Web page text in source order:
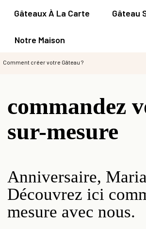
Gâteaux À La Carte Gâteau
Notre Maison
Comment créer votre Gâteau ?
commandez
sur-mesure
Anniversaire,
Découvrez ici
mesure avec nous.